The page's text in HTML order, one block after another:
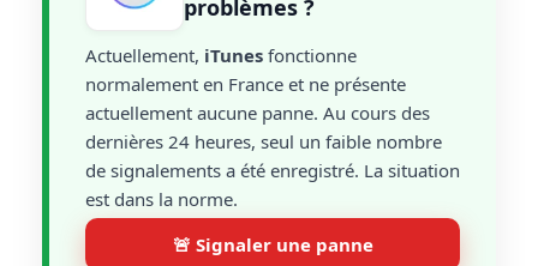
problèmes ?
Actuellement, iTunes fonctionne
normalement en France et ne présente
actuellement aucune panne. Au cours des
dernières 24 heures, seul un faible nombre
de signalements a été enregistré. La situation
est dans la norme.
🚨 Signaler une panne